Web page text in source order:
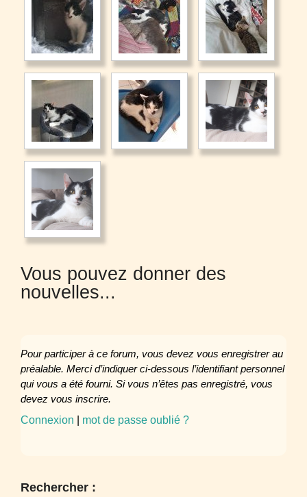
Vous pouvez donner des
nouvelles...
Pour participer à ce forum, vous devez vous enregistrer au
préalable. Merci d’indiquer ci-dessous l’identifiant personnel
qui vous a été fourni. Si vous n’êtes pas enregistré, vous
devez vous inscrire.
Connexion | mot de passe oublié ?
Rechercher :